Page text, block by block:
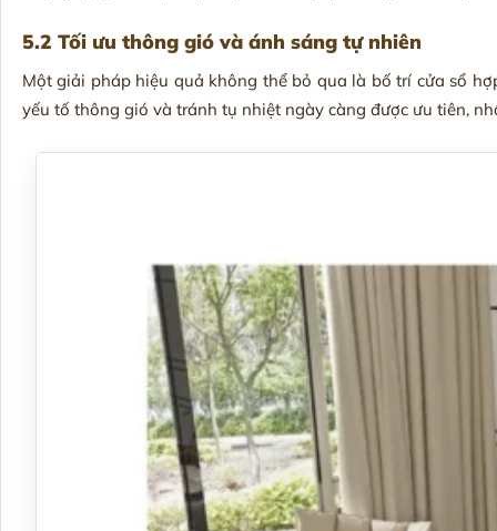
5.2 Tối ưu thông gió và ánh sáng tự nhiên
Một giải pháp hiệu quả không thể bỏ qua là bố trí cửa sổ
yếu tố thông gió và tránh tụ nhiệt ngày càng được ưu tiên,